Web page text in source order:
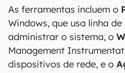
As ferramentas incluem o
Windows, que usa linha
administrar o sistema, o
Management
dispositivos de rede, e o